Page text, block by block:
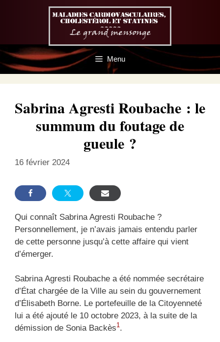
Menu
Sabrina Agresti Roubache : le
summum du foutage de
gueule ?
16 février 2024
Qui connaît Sabrina Agresti Roubache ?
Personnellement, je n’avais jamais entendu parler
de cette personne jusqu’à cette affaire qui vient
d’émerger.
Sabrina Agresti Roubache a été nommée secrétaire
d’État chargée de la Ville au sein du gouvernement
d’Élisabeth Borne. Le portefeuille de la Citoyenneté
lui a été ajouté le 10 octobre 2023, à la suite de la
démission de Sonia Backès1.